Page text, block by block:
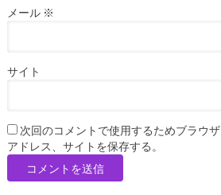
メール ※
サイト
次回のコメントで使用するためブラウ
アドレス、サイトを保存する。